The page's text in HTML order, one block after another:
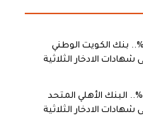
ليصل لـ 20.25%.. بنك الكويت الوطني
شهادات الادخار الثلاثية
يصل إلى 18.25%.. البنك الأهلي المتحد
شهادات الادخار الثلاثية